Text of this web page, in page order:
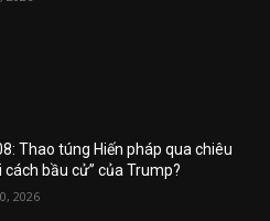
Thao túng Hiến pháp qua chiêu
cách bầu cử” của Trump?
2026